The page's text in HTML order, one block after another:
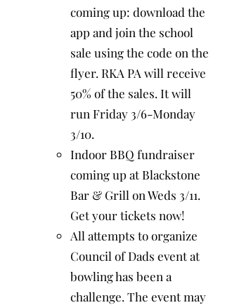
coming up: download the
app and join the school
sale using the code on the
flyer. RKA PA will receive
50% of the sales. It will
run Friday 3/6-Monday
3/10.
Indoor BBQ fundraiser
coming up at Blackstone
Bar & Grill on Weds 3/11.
Get your tickets now!
All attempts to organize
Council of Dads event at
bowling has been a
challenge. The event may